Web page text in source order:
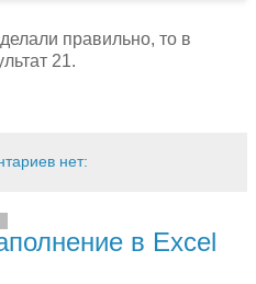
правильно, то в
21.
нет:
в Excel